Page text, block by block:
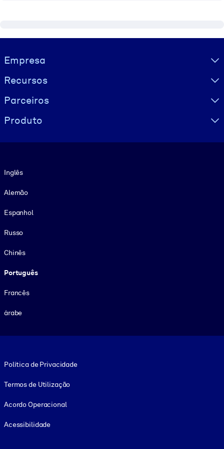
Visually hidden Text
Empresa
Recursos
Parceiros
Produto
Inglês
Alemão
Espanhol
Russo
Chinês
Português
Francês
árabe
Política de Privacidade
Termos de Utilização
Acordo Operacional
Acessibilidade